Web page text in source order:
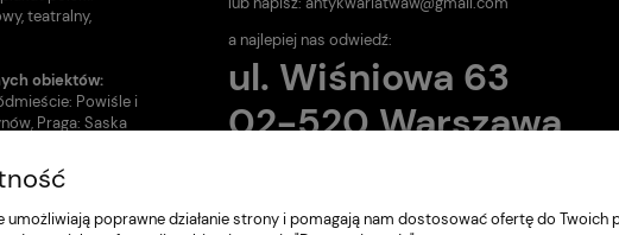
teatralny,
obiektów:
Powiśle i
Praga: Saska
zbiorów:
i artystycznej
a najlepiej nas odwiedź:
ul. Wiśniowa 63
02-520 Warszawa
poprawne działanie strony i pomagają nam dostosować ofertę do